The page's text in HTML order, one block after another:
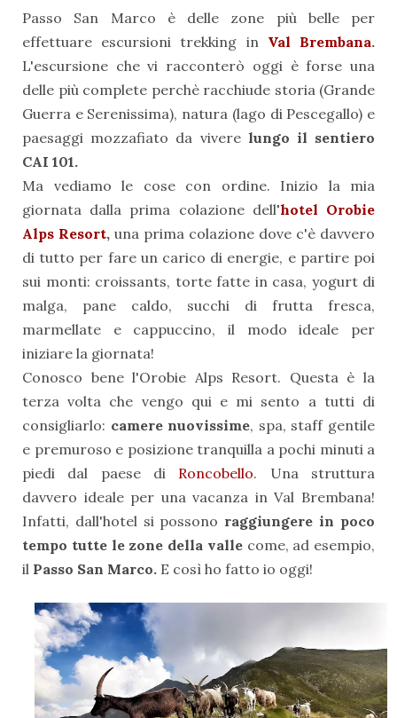
Passo San Marco è delle zone più belle per
effettuare escursioni trekking in Val Brembana.
L'escursione che vi racconterò oggi è forse una
delle più complete perchè racchiude storia (Grande
Guerra e Serenissima), natura (lago di Pescegallo) e
paesaggi mozzafiato da viverelungo il sentiero
CAI 101.
Ma vediamo le cose con ordine. Inizio la mia
giornata dalla prima colazione dell'hotel Orobie
Alps Resort, una prima colazione dove c'è davvero
di tutto per fare un carico di energie, e partire poi
sui monti: croissants, torte fatte in casa, yogurt di
malga, pane caldo, succhi di frutta fresca,
marmellate e cappuccino, il modo ideale per
iniziare la giornata!
Conosco bene l'Orobie Alps Resort. Questa è la
terza volta che vengo qui e mi sento a tutti di
consigliarlo: camere nuovissime, spa, staff gentile
e premuroso e posizione tranquilla a pochi minuti a
piedi dal paese di Roncobello. Una struttura
davvero ideale per una vacanza in Val Brembana!
Infatti, dall'hotel si possono raggiungere in poco
tempo tutte le zone della vallecome, ad esempio,
il Passo San Marco. E così ho fatto io oggi!